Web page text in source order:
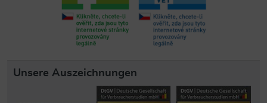
Unsere Auszeichnungen